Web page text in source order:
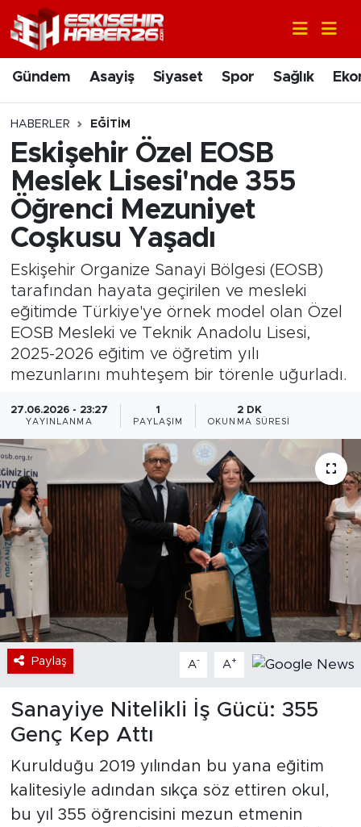
Gündem Asayiş Siyaset Spor Sağlık
HABERLER EĞITIM
Eskişehir Özel EOSB
Meslek Lisesi'nde 355
Öğrenci Mezuniyet
Coşkusu Yaşadı
Eskişehir Organize Sanayi Bölgesi (EOSB)
tarafından hayata geçirilen ve mesleki
eğitimde Türkiye'ye örnek model olan Özel
EOSB Mesleki ve Teknik Anadolu Lisesi,
2025-2026 eğitim ve öğretim yılı
mezunlarını muhteşem bir törenle uğurladı.
27.06.2026 - 23:27
YAYINLANMA
1
PAYLAŞIM
2 DK
OKUNMA SÜRESI
Paylaş A- A+
Sanayiye Nitelikli İş Gücü: 355
Genç Kep Attı
Kurulduğu 2019 yılından bu yana eğitim
kalitesiyle adından sıkça söz ettiren okul,
bu yıl 355 öğrencisini mezun etmenin
Gündem
Asayiş
Siyaset
Spor
Sağlık
Ekonomi
Eğitim
Sanat
Dünya
Sektör
Nöbetçi Eczaneler
Hava Durumu
Trafik Durumu
Süper Lig Puan Durumu ve Fikstür
Tüm Manşetler
Son Dakika Haberleri
Haber Arşivi